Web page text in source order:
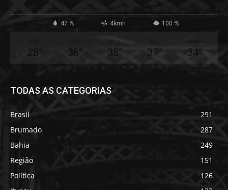
47 % 4kmh 100 %
28° 36°
QUA
38° 37° 34°
TODAS AS CATEGORIAS
Brasil
291
Brumado
287
Bahia
249
Região
151
Política
126